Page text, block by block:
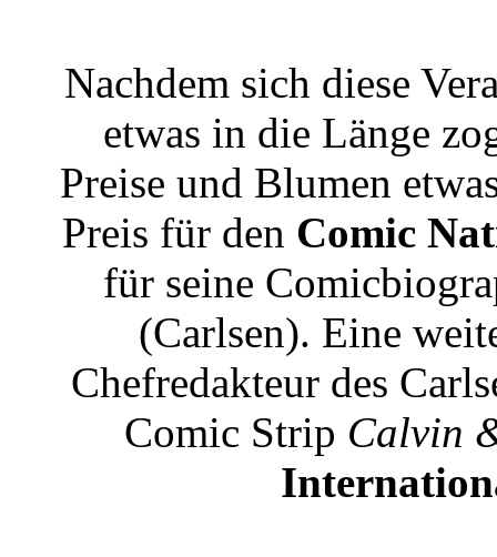
Nachdem sich diese
etwas in die Länge
Preise und Blumen
Preis für den Comic
für seine
(Carlsen). Eine
Chefredakteur des
Comic Strip Calvin